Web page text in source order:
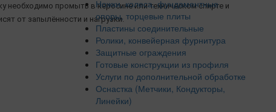
промыть в керосине или техническом спирте и
от запылённости и нагрузки.
Ножки, колеса, фундаментные
опоры, торцевые плиты
Пластины соединительные
Ролики, конвейерная фурнитура
Защитные ограждения
Готовые конструкции из профиля
Услуги по дополнительной обработке
Оснастка (Метчики, Кондукторы,
Линейки)